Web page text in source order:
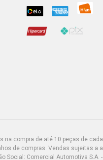
ESCORT L
1986)
(1985 -
PAMPA S
(1986 -
compra de até 10 peças de
de compras. Vendas sujeitas a
Social: Comercial Automotiva S.A. -